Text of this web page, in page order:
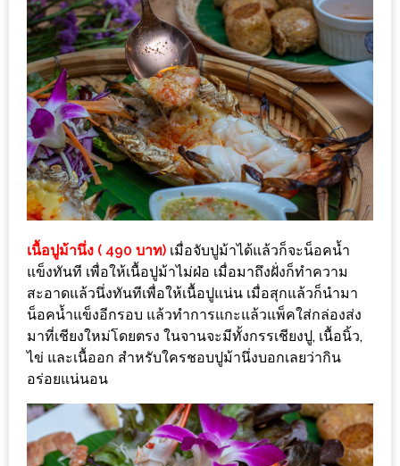
เมล
โล่
พร้อม
ชิม
และ
ช้อป
ที่
เดียว
ครบ
งาน
LEO
PRESENTS
PINGFAI
FESTIVAL
3
อาหาร
ญี่ปุ่น
เนื้อปูม้านึ่ง ( 490 บาท) เมื่อจับปูม้าได้แล้วก็จะน็อคน้ำ
แข็งทันที เพื่อให้เนื้อปูม้าไม่ฝ่อ เมื่อมาถึงฝั่งก็ทำความ
สะอาดแล้วนึ่งทันทีเพื่อให้เนื้อปูแน่น เมื่อสุกแล้วก็นำมา
น็อคน้ำแข็งอีกรอบ แล้วทำการแกะแล้วแพ็คใส่กล่องส่ง
มาที่เชียงใหม่โดยตรง ในจานจะมีทั้งกรรเชียงปู, เนื้อนิ้ว,
ไข่ และเนื้ออก สำหรับใครชอบปูม้านึ่งบอกเลยว่ากิน
อร่อยแน่นอน